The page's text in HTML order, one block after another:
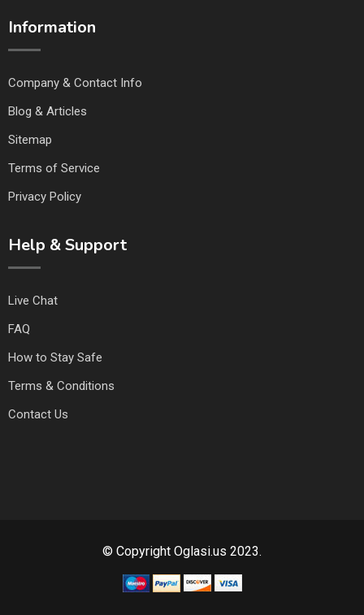
Information
Company & Contact Info
Blog & Articles
Sitemap
Terms of Service
Privacy Policy
Help & Support
Live Chat
FAQ
How to Stay Safe
Terms & Conditions
Contact Us
© Copyright Oglasi.us 2023.